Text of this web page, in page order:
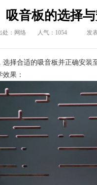
吸音板的选择
处：网络 人气： 1054 发
择合适的吸音板并正确安装
果：